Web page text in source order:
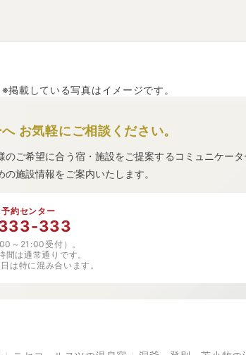
※掲載している写真はイメージです。
お気軽にご相談ください。
ご希望に合う宿・施設をご提案するコミュニケー
施設情報をご案内いたします。
約センター
333
～21:00受付）。
間は通常通りです。
は特に混み合います。